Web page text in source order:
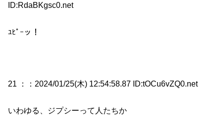
ID:RdaBKgsc0.net
ﾕﾋﾟｰッ！
21 ： ：2024/01/25(木) 12:54:58.87 ID:tOCu6vZQ0.net
いわゆる、ジプシーって人たちか